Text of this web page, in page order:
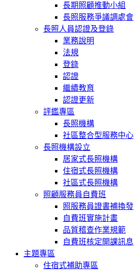
長期照顧推動小組
長照服務爭議調處會
長照人員認證及登錄
業務說明
法規
登錄
認證
繼續教育
認證更新
評鑑專區
長照機構
社區整合型服務中心
長照機構設立
居家式長照機構
住宿式長照機構
社區式長照機構
照顧服務員自費班
照服務員證書補換發
自費班實施計畫
品質稽查作業規範
自費班核定開課訊息
主題專區
住宿式補助專區